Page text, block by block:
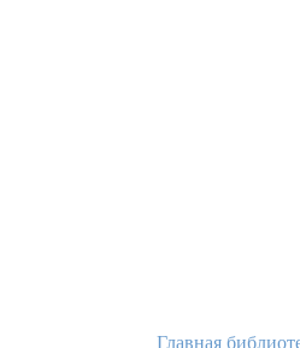
Главная